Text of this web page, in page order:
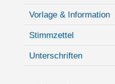
Vorlage & Information
Stimmzettel
Unterschriften